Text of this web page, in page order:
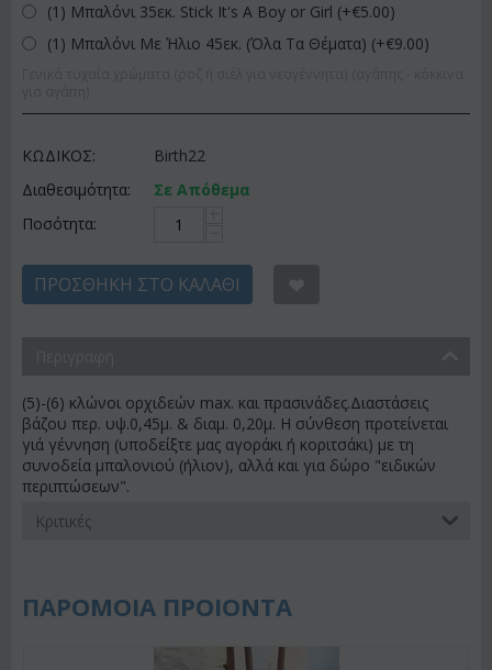
(1) Μπαλόνι 35εκ. Stick It's A Boy or Girl (+€5.00)
(1) Μπαλόνι Με Ήλιο 45εκ. (Όλα Τα Θέματα) (+€9.00)
ΚΩΔΙΚΟΣ:
Birth22
Διαθεσιμότητα:
Σε Απόθεμα
Ποσότητα:
ΠΡΟΣΘΉΚΗ ΣΤΟ ΚΑΛΆΘΙ
(5)-(6) κλώνοι ορχιδεών max. και πρασινάδες.Διαστάσεις
βάζου περ. υψ.0,45μ. & διαμ. 0,20μ. Η σύνθεση προτείνεται
γιά γέννηση (υποδείξτε μας αγοράκι ή κοριτσάκι) με τη
συνοδεία μπαλονιού (ήλιον), αλλά και για δώρο "ειδικών
περιπτώσεων".
Κριτικές
ΠΑΡΟΜΟΙΑ ΠΡΟΙΟΝΤΑ